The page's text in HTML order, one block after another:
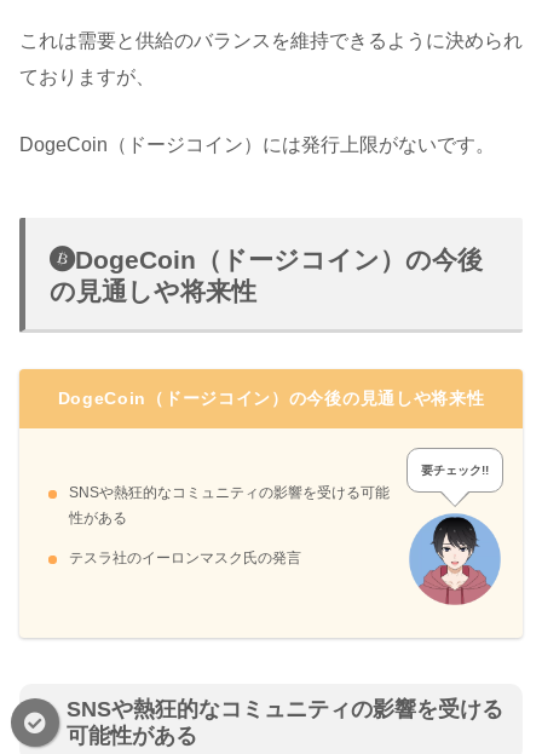
これは需要と供給のバランスを維持できるように決められ
ておりますが、
DogeCoin（ドージコイン）には発行上限がないです。
DogeCoin（ドージコイン）の今後
の見通しや将来性
DogeCoin（ドージコイン）の今後の見通しや将来性
SNSや熱狂的なコミュニティの影響を受ける可能
性がある
テスラ社のイーロンマスク氏の発言
要チェック!!
SNSや熱狂的なコミュニティの影響を受ける
可能性がある